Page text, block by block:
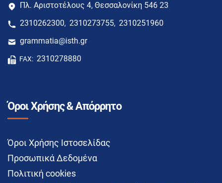
Πλ. Αριστοτέλους 4, Θεσσαλονίκη 546 23
2310262300, 2310273755, 2310251960
grammatia@isth.gr
FAX: 2310278880
Όροι Χρήσης & Απόρρητο
Όροι Χρήσης Ιστοσελίδας
Προσωπικά Δεδομένα
Πολιτική cookies